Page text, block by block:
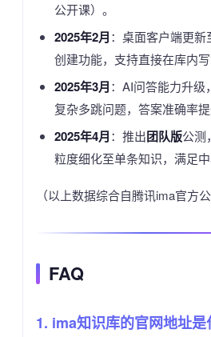
公开课）。
2025年2月：桌面客户端更新
创建功能，支持直接在库内
2025年3月：AI问答能力升级
复杂多跳问题，答案准确率提
2025年4月：推出团队版公测
粒度细化至单条知识，满足中
（以上数据综合自腾讯ima官方
FAQ
1. ima知识库的官网地址是